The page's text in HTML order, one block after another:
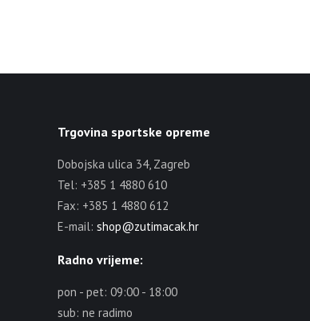
Trgovina sportske opreme
Dobojska ulica 34, Zagreb
Tel: +385 1 4880 610
Fax: +385 1 4880 612
E-mail: shop@zutimacak.hr
Radno vrijeme:
pon - pet: 09:00 - 18:00
sub: ne radimo